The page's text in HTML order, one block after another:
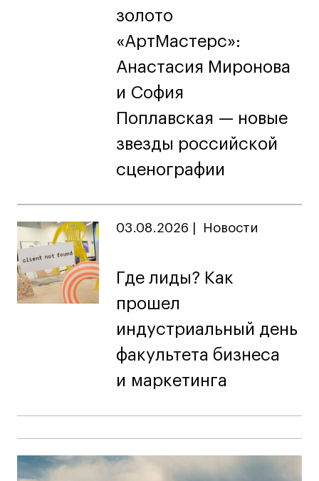
золото
«АртМастерс»:
Анастасия Миронова
и София
Поплавская — новые
звезды российской
сценографии
03.08.2026 Новости
Где лиды? Как
прошел
индустриальный день
факультета бизнеса
и маркетинга